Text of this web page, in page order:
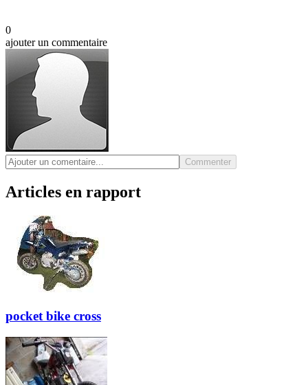
0
ajouter un commentaire
Commenter
Articles en rapport
pocket bike cross